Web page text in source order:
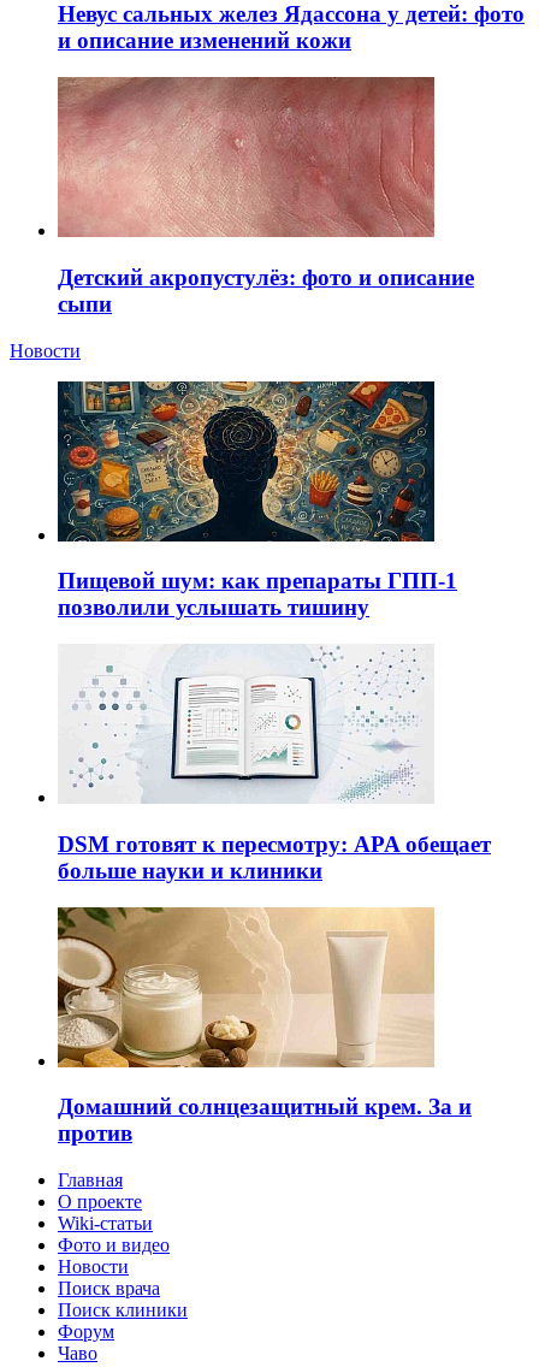
Невус сальных желез Ядассона у детей: фото
и описание изменений кожи
Детский акропустулёз: фото и описание
сыпи
Новости
Пищевой шум: как препараты ГПП-1
позволили услышать тишину
DSM готовят к пересмотру: APA обещает
больше науки и клиники
Домашний солнцезащитный крем. За и
против
Главная
О проекте
Wiki-статьи
Фото и видео
Новости
Поиск врача
Поиск клиники
Форум
Чаво